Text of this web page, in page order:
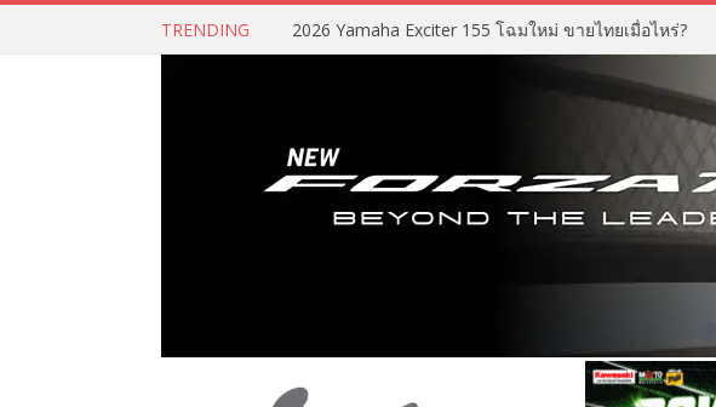
TRENDING 2026 Yamaha Exciter 155 โฉมใหม่ ขายไทยเมื่อไหร่?